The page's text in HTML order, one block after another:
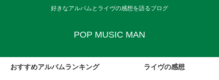
好きなアルバムとライヴの感想を語るブログ
POP MUSIC MAN
おすすめアルバムランキング ライヴの感想